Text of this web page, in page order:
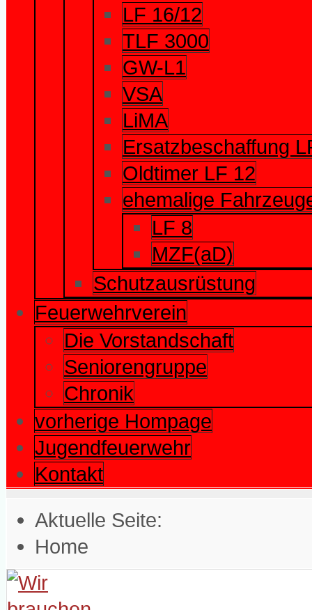
LF 16/12
TLF 3000
GW-L1
VSA
LiMA
Ersatzbeschaffung
Oldtimer LF 12
ehemalige
LF 8
MZF(aD)
Schutzausrüstung
Feuerwehrverein
Die Vorstandschaft
Seniorengruppe
Chronik
vorherige Hompage
Jugendfeuerwehr
Kontakt
Aktuelle Seite:
Home